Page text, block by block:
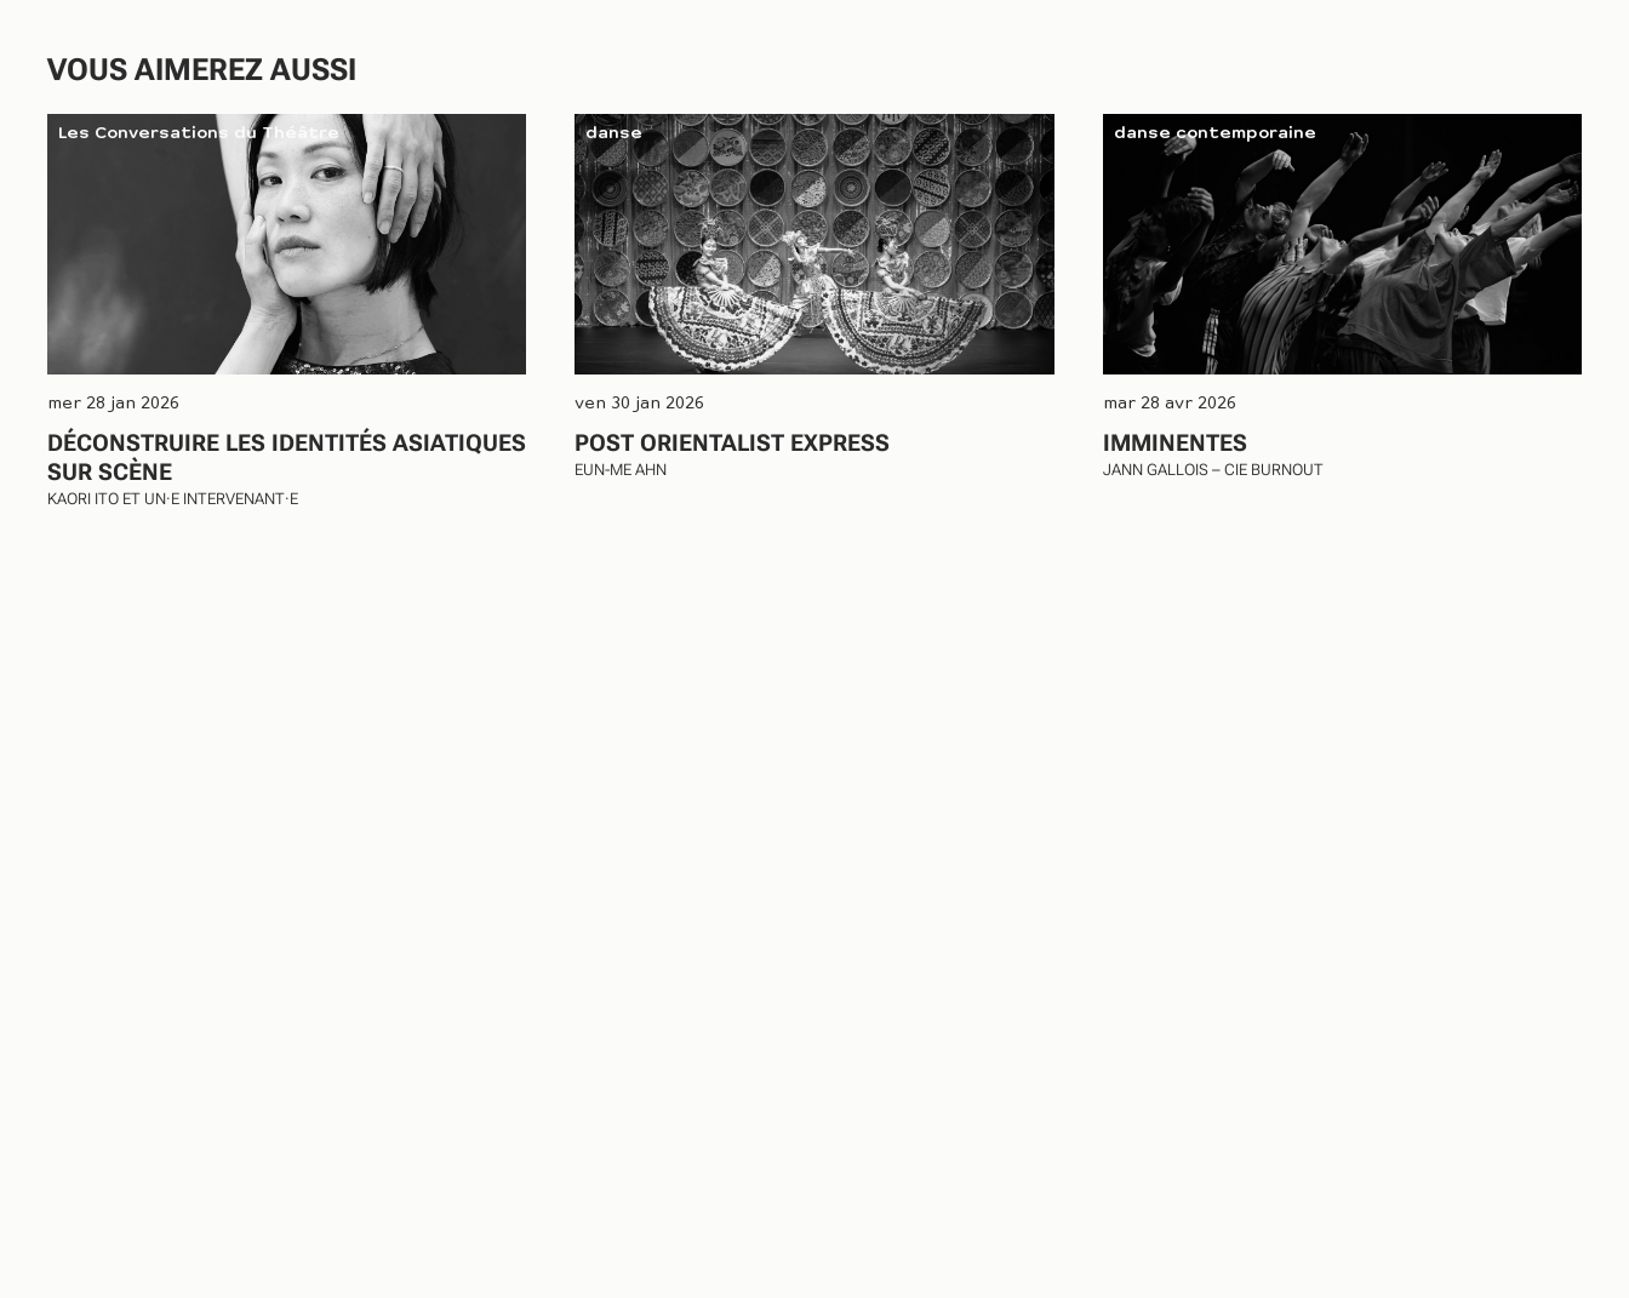
et planningAnne Van Aershot
directeur technique
Thomas Verachtert
Veerle Van den Wouwer
Els Van Buggenhoutet Chiara Mazzarolo
06/05/1983, Kaaitheaterfestival au Théâtrede la Balsamine à
VOUS AIMEREZ AUSSI
Les Conversations du Théâtre
mer 28 jan 2026
DÉCONSTRUIRE LES IDENTITÉS ASIATIQUES
SUR SCÈNE
KAORI ITO ET UN·E INTERVENANT·E
danse
ven 30 jan 2026
POST ORIENTALIST EXPRESS
EUN-ME AHN
danse contemporaine
mar 28 avr 2026
IMMINENTES
JANN GALLOIS – CIE BURNOUT